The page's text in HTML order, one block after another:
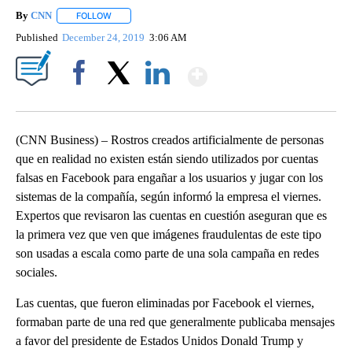
By CNN FOLLOW
Published December 24, 2019 3:06 AM
(CNN Business) – Rostros creados artificialmente de personas
que en realidad no existen están siendo utilizados por cuentas
falsas en Facebook para engañar a los usuarios y jugar con los
sistemas de la compañía, según informó la empresa el viernes.
Expertos que revisaron las cuentas en cuestión aseguran que es
la primera vez que ven que imágenes fraudulentas de este tipo
son usadas a escala como parte de una sola campaña en redes
sociales.
Las cuentas, que fueron eliminadas por Facebook el viernes,
formaban parte de una red que generalmente publicaba mensajes
a favor del presidente de Estados Unidos Donald Trump y